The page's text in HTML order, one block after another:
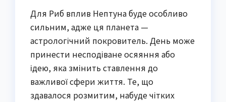
Для Риб вплив Нептуна буде особливо
сильним, адже ця планета —
астрологічний покровитель. День може
принести несподіване осяяння або
ідею, яка змінить ставлення до
важливої сфери життя. Те, що
здавалося розмитим, набуде чітких